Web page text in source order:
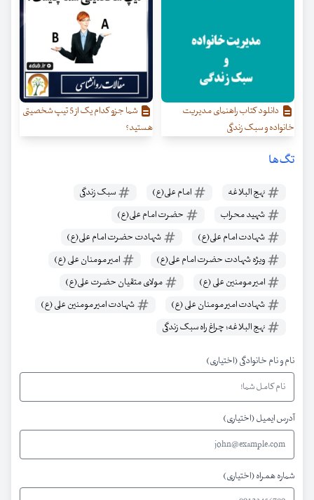
دانلود کتاب راهنمای مدیریت
خانواده و سبک زندگی
شما جزو کدام یک از 5 تیپ شخصیتی
هستید؟
تگ‌ها
نهج البلاغه امام علی(ع)
سبک زندگی
شهید محراب
حضرت امام علی(ع)
شهادت امام علی(ع)
شهادت حضرت امام علی(ع)
ویژه شهادت حضرت امام علی(ع)
امیر مومنان علی (ع)
امیر مومنین علی (ع)
مولای متقیان حضرت علی(ع)
شهادت امیر مومنان علی (ع)
شهادت امیر مومنین علی (ع)
نهج البلاغه؛ چراغ راه سبک زندگی
نام و نام خانوادگی (اختیاری)
آدرس ایمیل (اختیاری)
شماره همراه (اختیاری)